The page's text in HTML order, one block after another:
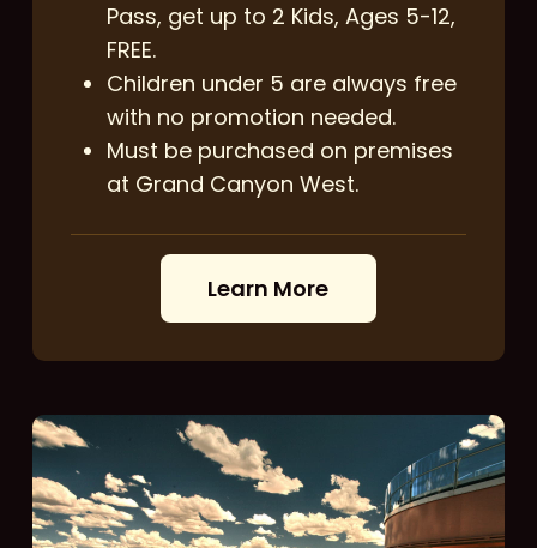
Pass, get up to 2 Kids, Ages 5-12,
FREE.
Children under 5 are always free
with no promotion needed.
Must be purchased on premises
at Grand Canyon West.
Learn More